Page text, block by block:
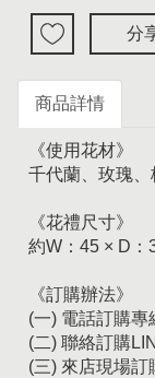
分
商品詳情
《使用花材》
千代蘭、玫瑰、
《花禮尺寸》
約W：45 × D：
《訂購辦法》
(一) 電話訂購
(二) 聯絡訂購
(三) 來店現場